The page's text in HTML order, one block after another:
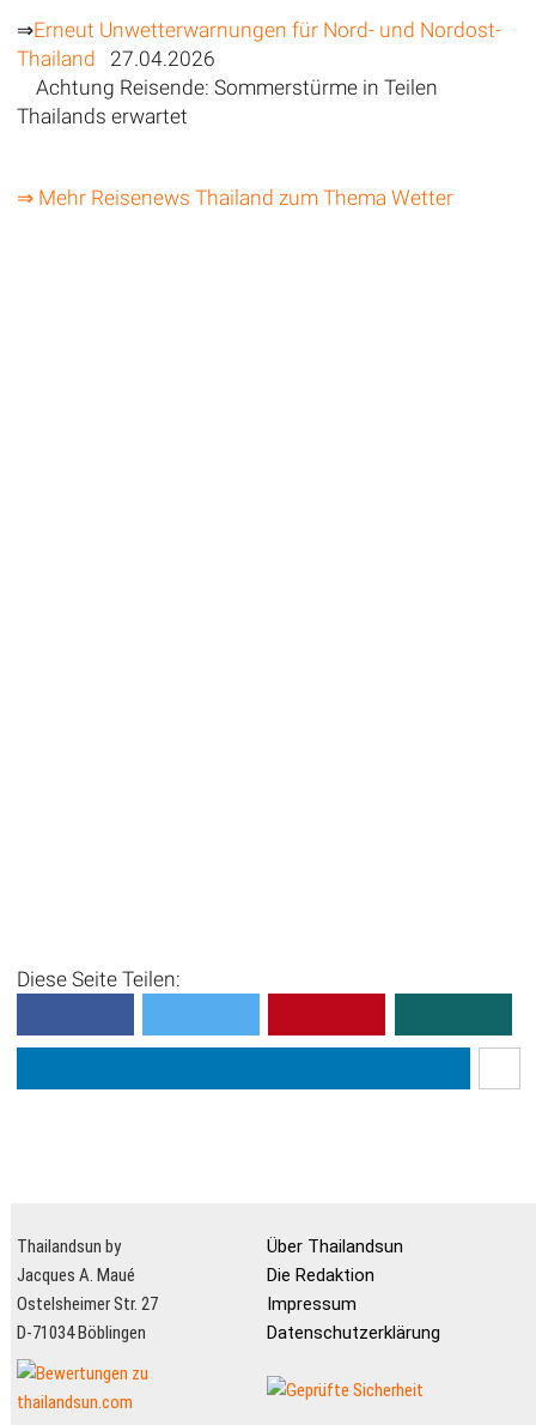
⇒Erneut Unwetterwarnungen für Nord- und Nordost-
Thailand 27.04.2026
Achtung Reisende: Sommerstürme in Teilen
Thailands erwartet
⇒ Mehr Reisenews Thailand zum Thema Wetter
Diese Seite Teilen:
Thailandsun by
Jacques A. Maué
Ostelsheimer Str. 27
D-71034 Böblingen
Über Thailandsun
Die Redaktion
Impressum
Datenschutzerklärung